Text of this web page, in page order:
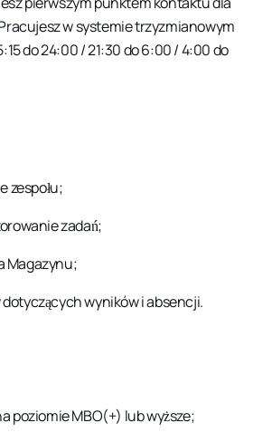
w systemie trzyzmianowym
do 24:00 / 21:30 do 6:00 / 4:00 do
zespołu;
zadań;
Magazynu;
wyników i absencji.
poziomie MBO(+) lub wyższe;